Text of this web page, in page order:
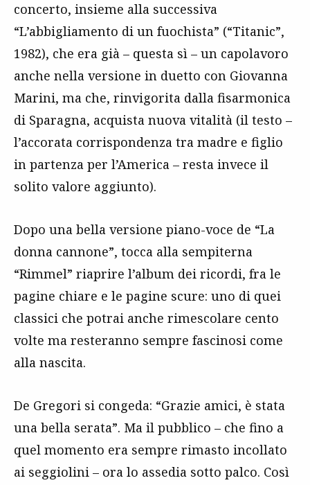
concerto, insieme alla successiva
“L’abbigliamento di un fuochista” (“Titanic”,
1982), che era già – questa sì – un capolavoro
anche nella versione in duetto con Giovanna
Marini, ma che, rinvigorita dalla fisarmonica
di Sparagna, acquista nuova vitalità (il testo –
l’accorata corrispondenza tra madre e figlio
in partenza per l’America – resta invece il
solito valore aggiunto).
Dopo una bella versione piano-voce de “La
donna cannone”, tocca alla sempiterna
“Rimmel” riaprire l’album dei ricordi, fra le
pagine chiare e le pagine scure: uno di quei
classici che potrai anche rimescolare cento
volte ma resteranno sempre fascinosi come
alla nascita.
De Gregori si congeda: “Grazie amici, è stata
una bella serata”. Ma il pubblico – che fino a
quel momento era sempre rimasto incollato
ai seggiolini – ora lo assedia sotto palco. Così